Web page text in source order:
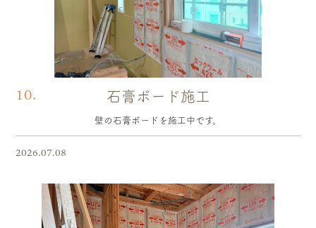
10. 石膏ボード施工
壁の石膏ボードを施工中です。
2026.07.08